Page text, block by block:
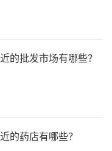
的批发市场有哪些？
的药店有哪些？